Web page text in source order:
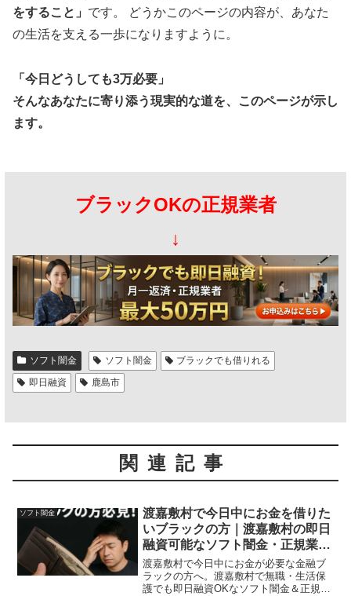
をすること」 です。 どうかこのページの内容が、あなた
の生活を支える一歩になりますように。
「今日どうしても3万必要」
そんなあなたに寄り添う現実的な道を、このページが示し
ます。
ブラックOKの正規業者
↓
ソフト闇金 ソフト闇金
ブラックでも借りれる
即日融資
鹿島市
関連記事
ソフト闇金
渡嘉敷村で今日中にお金を借りた
いブラックの方｜渡嘉敷村の即日
融資可能なソフト闇金・正規業者
を紹介！
渡嘉敷村で今日中にお金が必要な金融ブ
ラックの方へ。渡嘉敷村で無職・生活保
護でも即日融資OKなソフト闇金＆正規金